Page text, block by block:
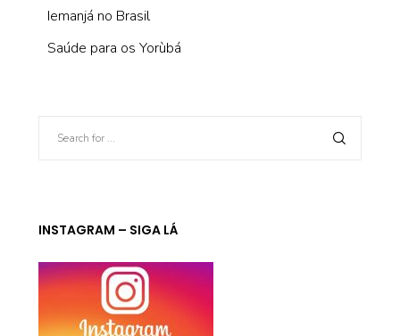
Iemanjá no Brasil
Saúde para os Yorùbá
INSTAGRAM – SIGA LÁ